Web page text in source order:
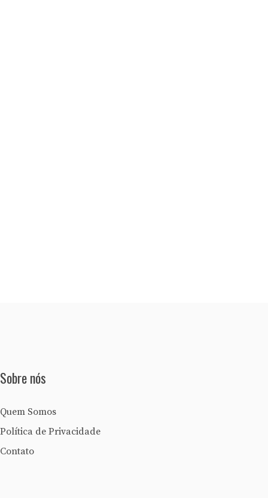
Sobre nós
Quem Somos
Política de Privacidade
Contato